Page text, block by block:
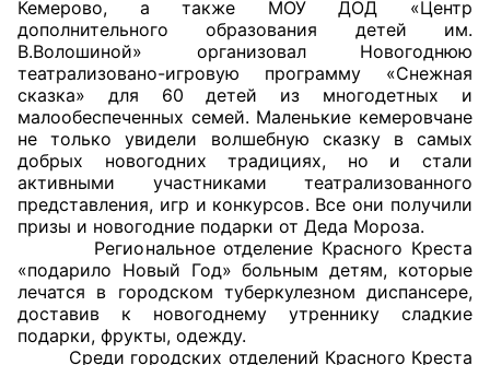
Экспертный совет ОП КО
Совет ОП КО
Общественный штаб
Члены ОП КО
Документы ОП КО
Регламент ОП КО
Кодекс этики ОП КО
Кемерово, а также МОУ ДОД «Центр
дополнительного образования детей им.
В.Волошиной» организовал Новогоднюю
театрализовано-игровую программу «Снежная
сказка» для 60 детей из многодетных и
малообеспеченных семей. Маленькие кемеровчане
не только увидели волшебную сказку в самых
добрых новогодних традициях, но и стали
активными участниками театрализованного
представления, игр и конкурсов. Все они получили
призы и новогодние подарки от Деда Мороза.
Региональное отделение Красного Креста
«подарило Новый Год» больным детям, которые
лечатся в городском туберкулезном диспансере,
доставив к новогоднему утреннику сладкие
подарки, фрукты, одежду.
Среди городских отделений Красного Креста